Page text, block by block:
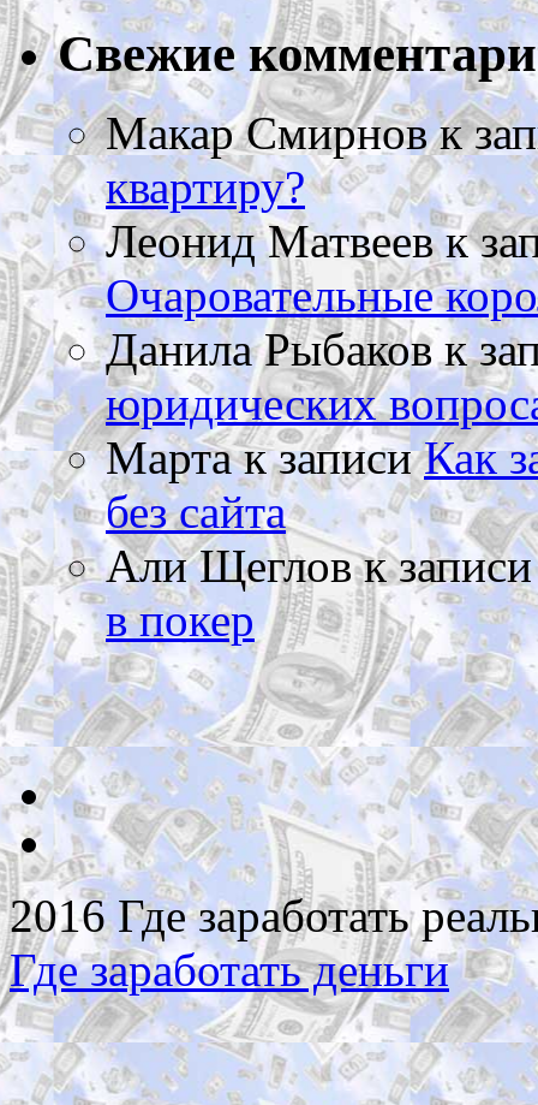
Свежие
Макар Смирновк
квартиру?
Леонид Матвеевк
Очаровательные
Данила Рыбаковк
юридических
Мартак записиКак
без сайта
Али Щегловк
в покер
2016 Где заработать
Где заработать деньги